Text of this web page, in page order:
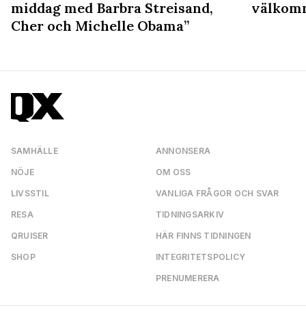
middag med Barbra Streisand,
Cher och Michelle Obama”
SAMHÄLLE
NÖJE
LIVSSTIL
RESA
QRUISER
SHOP
ANNONSERA
OM OSS
VANLIGA FRÅGOR OCH SVAR
TIDNINGSARKIV
HÄR FINNS TIDNINGEN
INTEGRITETSPOLICY
PRENUMERERA